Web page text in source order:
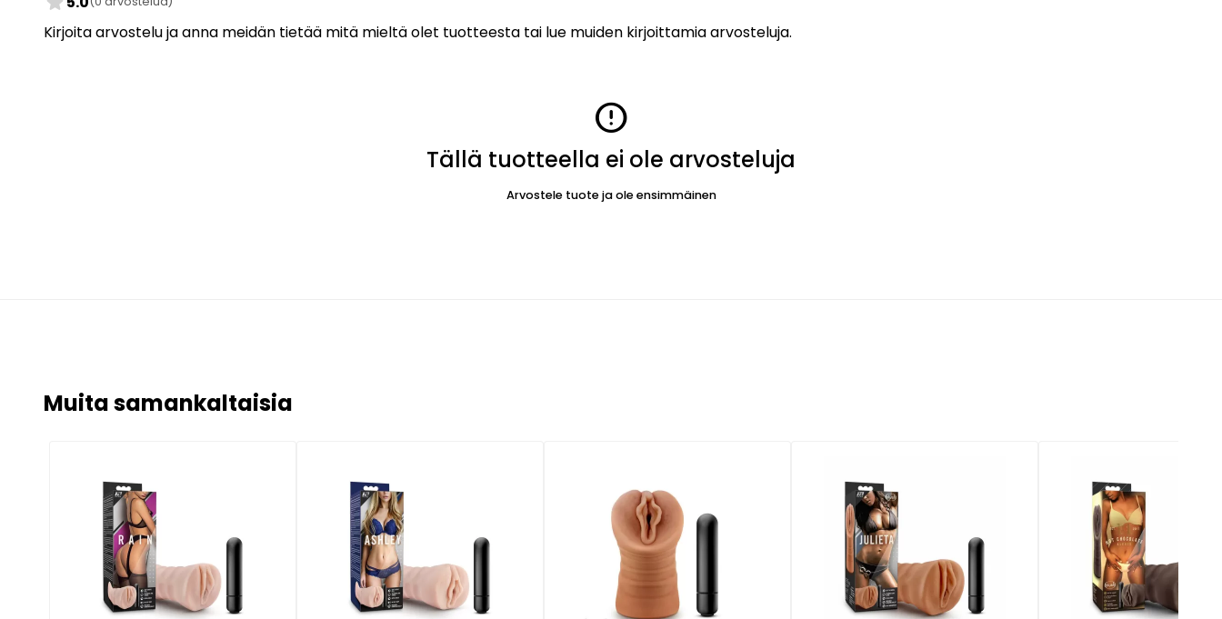
Kirjoita arvostelu ja anna meidän tietää mitä mieltä olet tuotteesta tai lue muiden kirjoittamia arvosteluja.
error
Tällä tuotteella ei ole arvosteluja
Arvostele tuote ja ole ensimmäinen
Muita samankaltaisia